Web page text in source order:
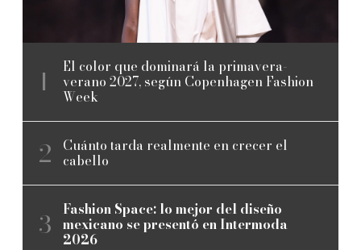
El color que dominará la primavera-
verano 2027, según Copenhagen Fashion
Week
Cuánto tarda realmente en crecer el
cabello
Fashion Space: lo mejor del diseño
mexicano se presentó en Intermoda
2026